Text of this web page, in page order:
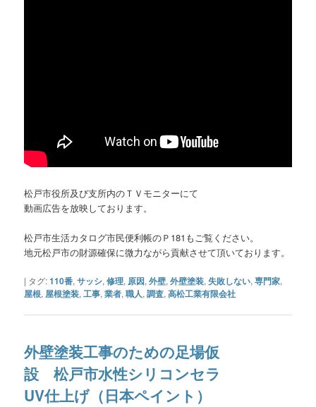
松戸市役所及び支所内のＴＶモニターにて
動画広告を放映しております。
松戸市生活カタログ市民便利帳のＰ181もご覧ください。
地元松戸市の財源確保に微力ながら貢献させて頂いております。
| タグ:110番,サッシ,修理, 原因,外壁,外壁塗装,失敗しない,専門家,
屋根, 屋根塗装,工事,業者,職人,調査,高松工業有限会社
外壁塗装工事のための足場仮
設 松戸市水性シリコンセラ
UV仕上げ（日本ペイント）